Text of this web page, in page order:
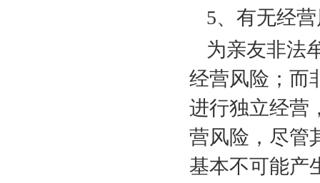
5、有无经
为亲友非法
经营风险；而
进行独立经营
营风险，尽管
基本不可能产